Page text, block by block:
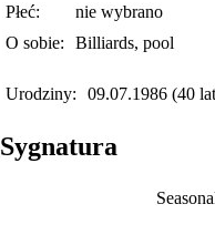
Płeć:
nie wybrano
O sobie:
Billiards, pool
Urodziny: 09.07.1986 (40
Sygnatura